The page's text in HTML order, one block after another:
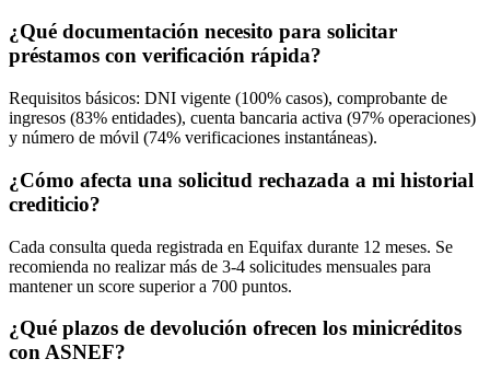
¿Qué documentación necesito para solicitar
préstamos con verificación rápida?
Requisitos básicos: DNI vigente (100% casos), comprobante de
ingresos (83% entidades), cuenta bancaria activa (97% operaciones)
y número de móvil (74% verificaciones instantáneas).
¿Cómo afecta una solicitud rechazada a mi historial
crediticio?
Cada consulta queda registrada en Equifax durante 12 meses. Se
recomienda no realizar más de 3-4 solicitudes mensuales para
mantener un score superior a 700 puntos.
¿Qué plazos de devolución ofrecen los minicréditos
con ASNEF?